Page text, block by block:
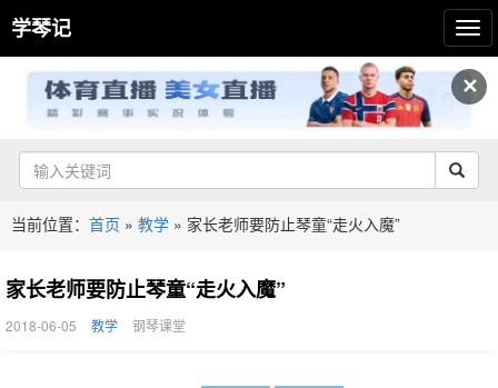
✕
学琴记
当前位置： 首页 » 教学 » 家长老师要防止琴童“走火入魔”
家长老师要防止琴童“走火入魔”
2018-06-05 教学 钢琴课堂